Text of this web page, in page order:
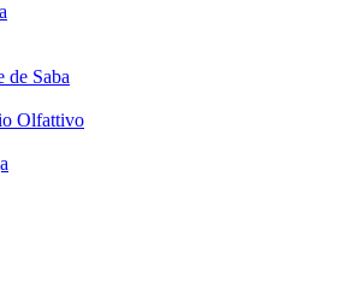
de Saba
Olfattivo